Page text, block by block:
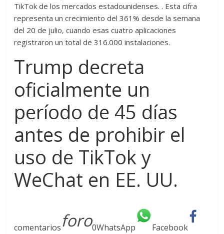
TikTok de los mercados estadounidenses. . Esta cifra
representa un crecimiento del 361% desde la semana
del 20 de julio, cuando esas cuatro aplicaciones
registraron un total de 316.000 instalaciones.
Trump decreta
oficialmente un
período de 45 días
antes de prohibir el
uso de TikTok y
WeChat en EE. UU.
comentariosforo0WhatsApp
Facebook